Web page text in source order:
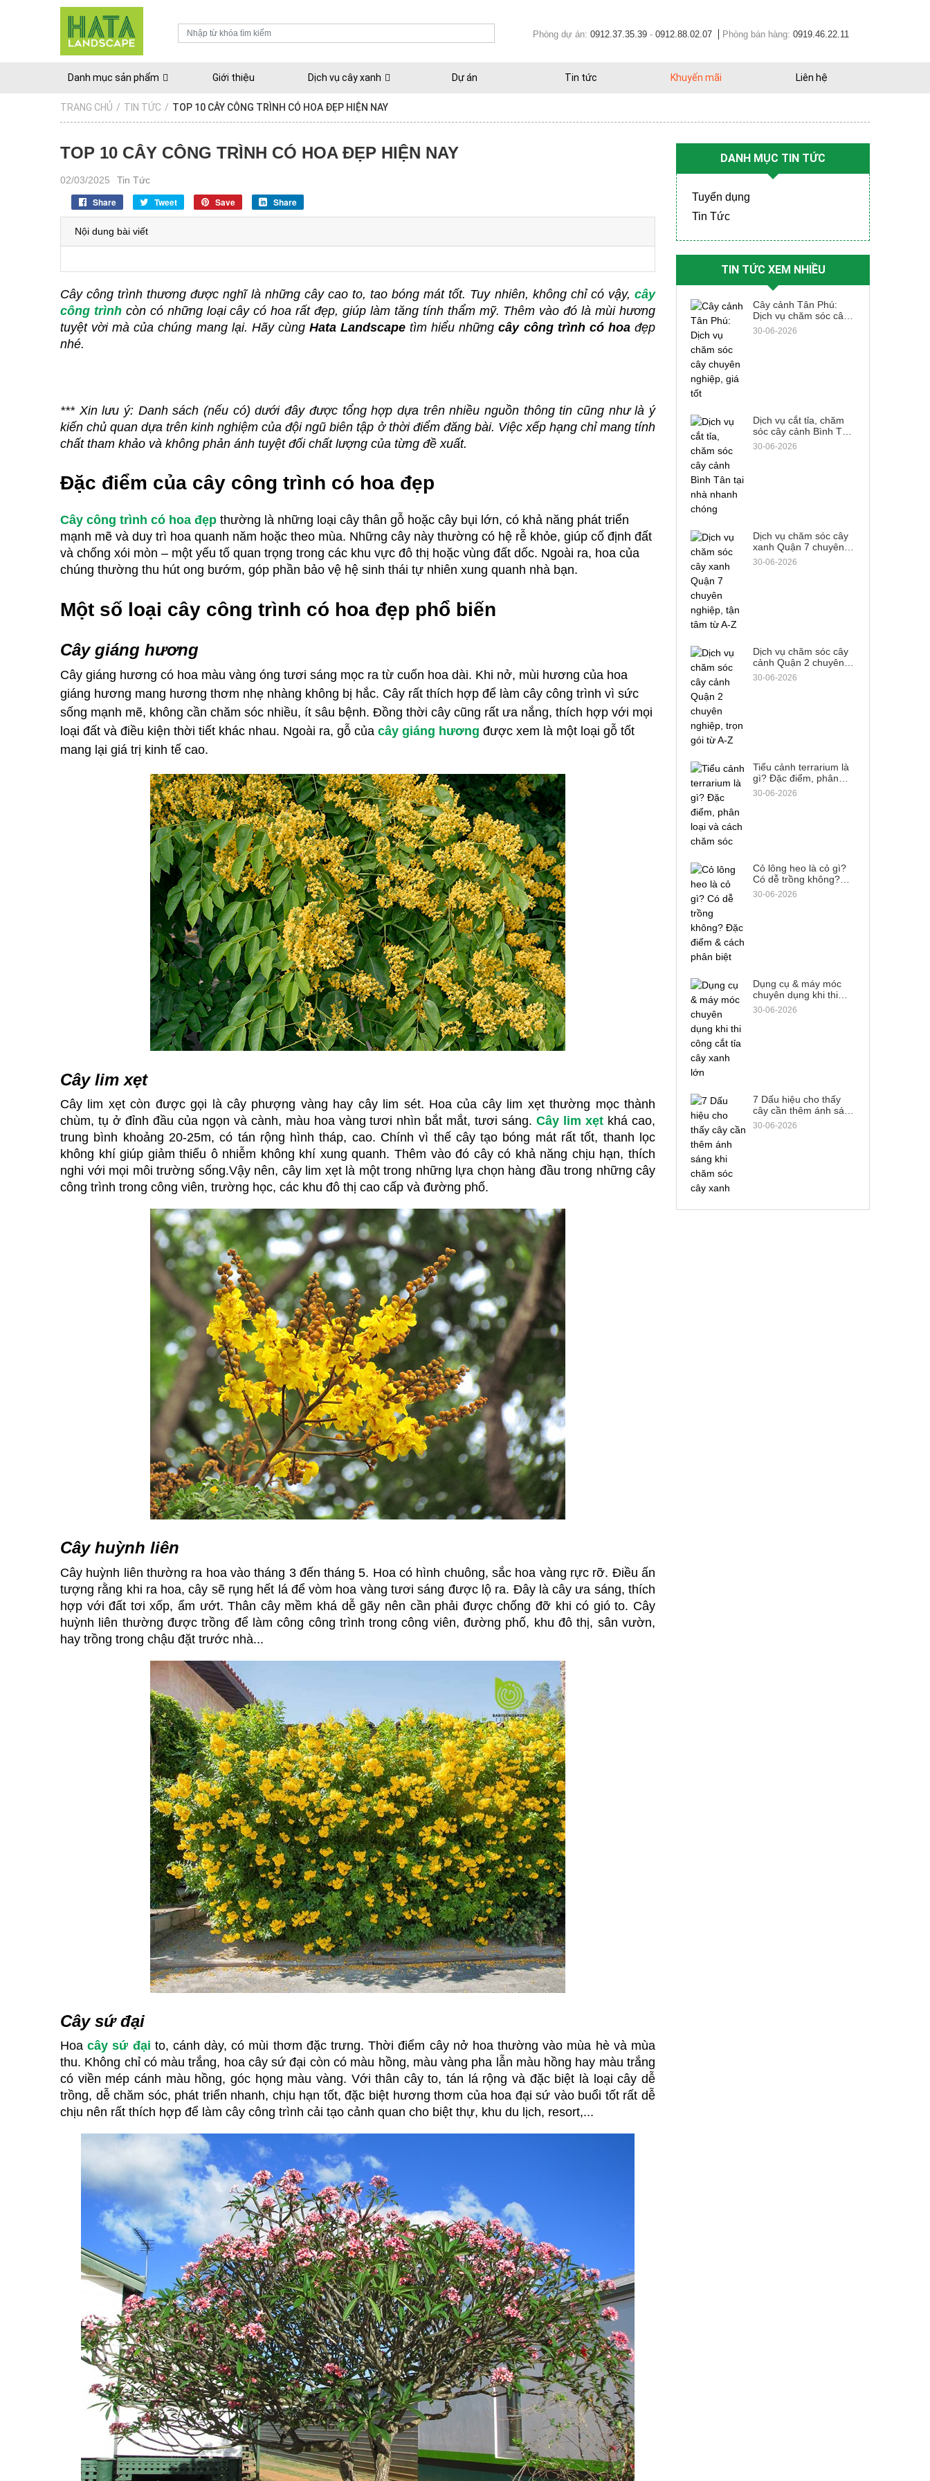
Phòng dự án: 0912.37.35.39 - 0912.88.02.07 Phòng bán hàng: 0919.46.22.11
Danh mục sản phẩm Giới thiệu Dịch vụ cây xanh Dự án Tin tức Khuyến mãi Liên hệ
TRANG CHỦ / TIN TỨC / TOP 10 CÂY CÔNG TRÌNH CÓ HOA ĐẸP HIỆN NAY
TOP 10 CÂY CÔNG TRÌNH CÓ HOA ĐẸP HIỆN NAY
02/03/2025 Tin Tức
Share Tweet Save Share
Nội dung bài viết
Cây công trình thương được nghĩ là những cây cao to, tao bóng mát tốt. Tuy nhiên, không chỉ có vậy, cây
công trình còn có những loại cây có hoa rất đẹp, giúp làm tăng tính thẩm mỹ. Thêm vào đó là mùi hương
tuyệt vời mà của chúng mang lại. Hãy cùng Hata Landscape tìm hiểu những cây công trình có hoa đẹp
nhé.
*** Xin lưu ý: Danh sách (nếu có) dưới đây được tổng hợp dựa trên nhiều nguồn thông tin cũng như là ý
kiến chủ quan dựa trên kinh nghiệm của đội ngũ biên tập ở thời điểm đăng bài. Việc xếp hạng chỉ mang tính
chất tham khảo và không phản ánh tuyệt đối chất lượng của từng đề xuất.
Đặc điểm của cây công trình có hoa đẹp
Cây công trình có hoa đẹp thường là những loại cây thân gỗ hoặc cây bụi lớn, có khả năng phát triển
mạnh mẽ và duy trì hoa quanh năm hoặc theo mùa. Những cây này thường có hệ rễ khỏe, giúp cố định đất
và chống xói mòn – một yếu tố quan trọng trong các khu vực đô thị hoặc vùng đất dốc. Ngoài ra, hoa của
chúng thường thu hút ong bướm, góp phần bảo vệ hệ sinh thái tự nhiên xung quanh nhà bạn.
Một số loại cây công trình có hoa đẹp phổ biến
Cây giáng hương
Cây giáng hương có hoa màu vàng óng tươi sáng mọc ra từ cuốn hoa dài. Khi nở, mùi hương của hoa
giáng hương mang hương thơm nhẹ nhàng không bị hắc. Cây rất thích hợp để làm cây công trình vì sức
sống mạnh mẽ, không cần chăm sóc nhiều, ít sâu bệnh. Đồng thời cây cũng rất ưa nắng, thích hợp với mọi
loại đất và điều kiện thời tiết khác nhau. Ngoài ra, gỗ của cây giáng hương được xem là một loại gỗ tốt
mang lại giá trị kinh tế cao.
Cây lim xẹt
Cây lim xẹt còn được gọi là cây phượng vàng hay cây lim sét. Hoa của cây lim xẹt thường mọc thành
chùm, tụ ở đỉnh đầu của ngọn và cành, màu hoa vàng tươi nhìn bắt mắt, tươi sáng. Cây lim xẹt khá cao,
trung bình khoảng 20-25m, có tán rộng hình tháp, cao. Chính vì thế cây tạo bóng mát rất tốt, thanh lọc
không khí giúp giảm thiểu ô nhiễm không khí xung quanh. Thêm vào đó cây có khả năng chịu hạn, thích
nghi với mọi môi trường sống.Vậy nên, cây lim xẹt là một trong những lựa chọn hàng đầu trong những cây
công trình trong công viên, trường học, các khu đô thị cao cấp và đường phố.
Cây huỳnh liên
Cây huỳnh liên thường ra hoa vào tháng 3 đến tháng 5. Hoa có hình chuông, sắc hoa vàng rực rỡ. Điều ấn
tượng rằng khi ra hoa, cây sẽ rụng hết lá để vòm hoa vàng tươi sáng được lộ ra. Đây là cây ưa sáng, thích
hợp với đất tơi xốp, ẩm ướt. Thân cây mềm khá dễ gãy nên cần phải được chống đỡ khi có gió to. Cây
huỳnh liên thường được trồng để làm công công trình trong công viên, đường phố, khu đô thị, sân vườn,
hay trồng trong chậu đặt trước nhà...
Cây sứ đại
Hoa cây sứ đại to, cánh dày, có mùi thơm đặc trưng. Thời điểm cây nở hoa thường vào mùa hè và mùa
thu. Không chỉ có màu trắng, hoa cây sứ đại còn có màu hồng, màu vàng pha lẫn màu hồng hay màu trắng
có viền mép cánh màu hồng, góc họng màu vàng. Với thân cây to, tán lá rộng và đặc biệt là loại cây dễ
trồng, dễ chăm sóc, phát triển nhanh, chịu hạn tốt, đặc biệt hương thơm của hoa đại sứ vào buổi tốt rất dễ
chịu nên rất thích hợp để làm cây công trình cải tạo cảnh quan cho biệt thự, khu du lịch, resort,...
DANH MỤC TIN TỨC
Tuyển dụng
Tin Tức
TIN TỨC XEM NHIỀU
Cây cảnh Tân Phú:
Dịch vụ chăm sóc cây
chuyên nghiệp, giá tốt
30-06-2026
Dịch vụ cắt tỉa, chăm
sóc cây cảnh Bình Tân
tại nhà nhanh chóng
30-06-2026
Dịch vụ chăm sóc cây
xanh Quận 7 chuyên
nghiệp, tận tâm từ A-Z
30-06-2026
Dịch vụ chăm sóc cây
cảnh Quận 2 chuyên
nghiệp, trọn gói từ A-Z
30-06-2026
Tiểu cảnh terrarium là
gì? Đặc điểm, phân
loại và cách chăm sóc
30-06-2026
Cỏ lông heo là cỏ gì?
Có dễ trồng không?
Đặc điểm & cách phân
biệt
30-06-2026
Dụng cụ & máy móc
chuyên dụng khi thi
công cắt tỉa cây xanh
lớn
30-06-2026
7 Dấu hiệu cho thấy
cây cần thêm ánh sáng
khi chăm sóc cây xanh
30-06-2026